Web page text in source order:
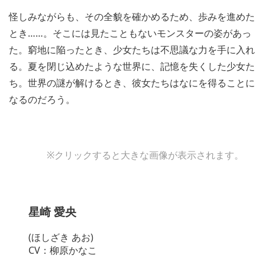
怪しみながらも、その全貌を確かめるため、歩みを進めた
とき……。そこには見たこともないモンスターの姿があっ
た。窮地に陥ったとき、少女たちは不思議な力を手に入れ
る。夏を閉じ込めたような世界に、記憶を失くした少女た
ち。世界の謎が解けるとき、彼女たちはなにを得ることに
なるのだろう。
※クリックすると大きな画像が表示されます。
星崎 愛央
(ほしざき あお)
CV：柳原かなこ